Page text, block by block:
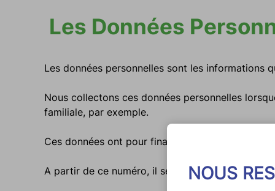
Les Données
Les données personnelles sont les informations
Nous collectons ces données personnelles
familiale, par exemple.
Ces données ont pour finalité de créer un
A partir de ce numéro, il sera plus facile de
NOUS